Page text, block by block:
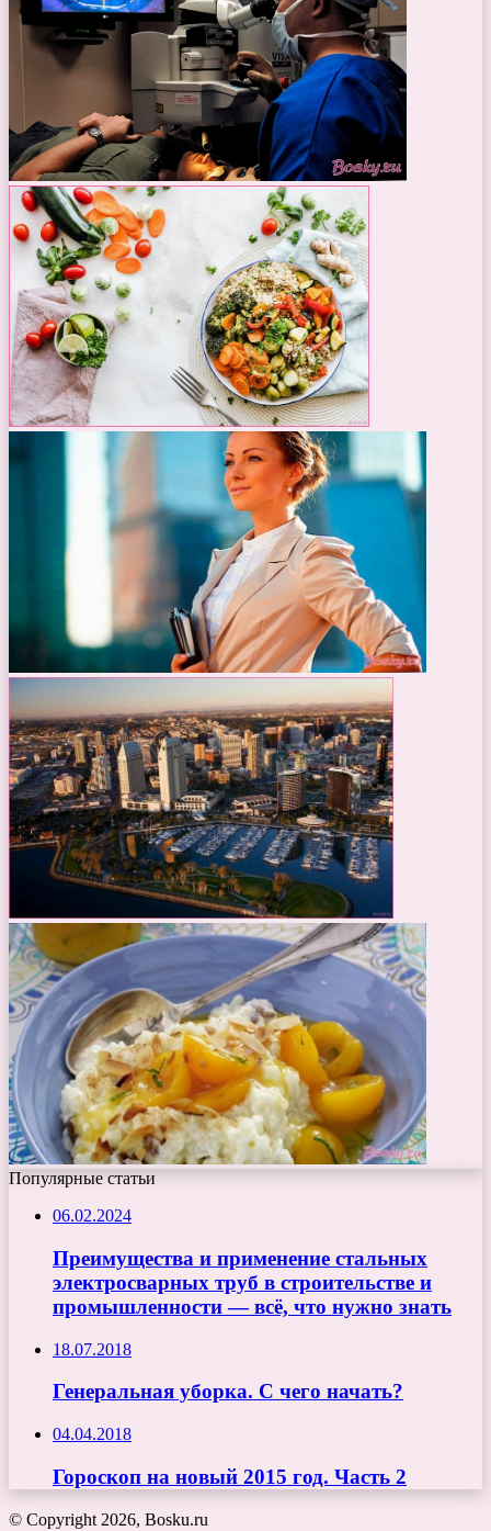
Популярные статьи
06.02.2024
Преимущества и применение стальных
электросварных труб в строительстве и
промышленности — всё, что нужно знать
18.07.2018
Генеральная уборка. С чего начать?
04.04.2018
Гороскоп на новый 2015 год. Часть 2
© Copyright 2026, Bosku.ru